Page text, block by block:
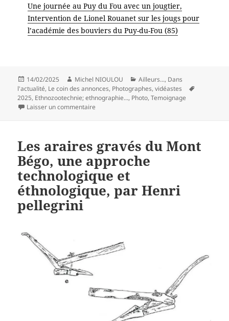
Une journée au Puy du Fou avec un jougtier,
Intervention de Lionel Rouanet sur les jougs pour
l’académie des bouviers du Puy-du-Fou (85)
Publié
le
14/02/2025 Auteur
Michel NIOULOU Catégories
Ailleurs..., Dans
l'actualité, Le coin des annonces, Photographes, vidéastes
2025, Ethnozootechnie; ethnographie..., Photo,Temoignage
Laisser un commentaire
Les araires gravés du Mont
Bégo, une approche
technologique et
éthnologique, par Henri
pellegrini